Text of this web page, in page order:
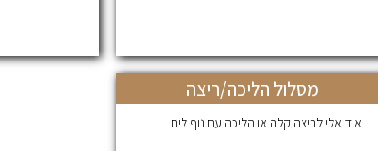
מסלול הליכה/ריצה
אידיאלי לריצה קלה או הליכה עם נוף לים